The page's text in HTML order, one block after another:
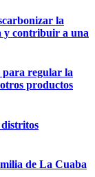
la
y contribuir a una
regular la
productos
de La Cuaba